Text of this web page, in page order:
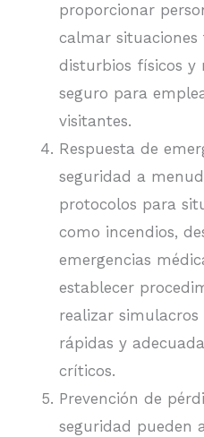
proporcionar
calmar situaciones
disturbios físicos y
seguro para
visitantes.
Respuesta de
seguridad a
protocolos para
como incendios,
emergencias
establecer
realizar
rápidas y
críticos.
Prevención de
seguridad pueden